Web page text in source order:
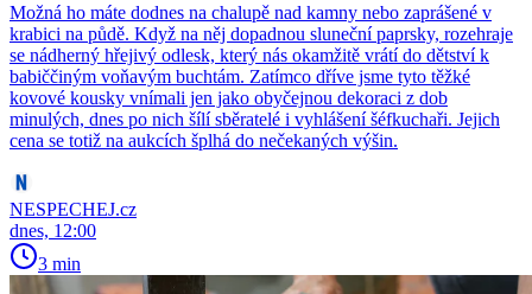
Možná ho máte dodnes na chalupě nad kamny nebo zaprášené v
krabici na půdě. Když na něj dopadnou sluneční paprsky, rozehraje
se nádherný hřejivý odlesk, který nás okamžitě vrátí do dětství k
babiččiným voňavým buchtám. Zatímco dříve jsme tyto těžké
kovové kousky vnímali jen jako obyčejnou dekoraci z dob
minulých, dnes po nich šílí sběratelé i vyhlášení šéfkuchaři. Jejich
cena se totiž na aukcích šplhá do nečekaných výšin.
NESPECHEJ.cz
dnes, 12:00
3 min